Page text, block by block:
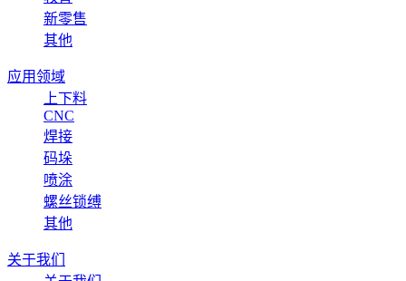
新零售
其他
应用领域
上下料
CNC
焊接
码垛
喷涂
螺丝锁缚
其他
关于我们